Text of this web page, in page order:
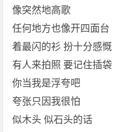
像突然地高歌
任何地方也像开四面台
着最闪的衫 扮十分感慨
有人来拍照 要记住插袋
你当我是浮夸吧
夸张只因我很怕
似木头 似石头的话